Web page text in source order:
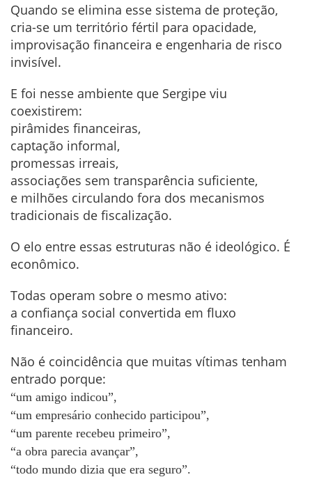
Quando se elimina esse sistema de proteção,
cria-se um território fértil para opacidade,
improvisação financeira e engenharia de risco
invisível.
E foi nesse ambiente que Sergipe viu
coexistirem:
pirâmides financeiras,
captação informal,
promessas irreais,
associações sem transparência suficiente,
e milhões circulando fora dos mecanismos
tradicionais de fiscalização.
O elo entre essas estruturas não é ideológico. É
econômico.
Todas operam sobre o mesmo ativo:
a confiança social convertida em fluxo
financeiro.
Não é coincidência que muitas vítimas tenham
entrado porque:
“um amigo indicou”,
“um empresário conhecido participou”,
“um parente recebeu primeiro”,
“a obra parecia avançar”,
“todo mundo dizia que era seguro”.